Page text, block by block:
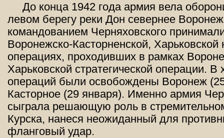
До конца 1942 года армия вела
левом берегу реки Дон севернее
командованием Черняховского
Воронежско-Касторненской, Харьковской
операциях, проходивших в рамках
Харьковской стратегической операции. В
операций были освобождены Воронеж
Касторное (29 января). Именно армия
сыграла решающую роль в
Курска, нанеся неожиданный для
фланговый удар.